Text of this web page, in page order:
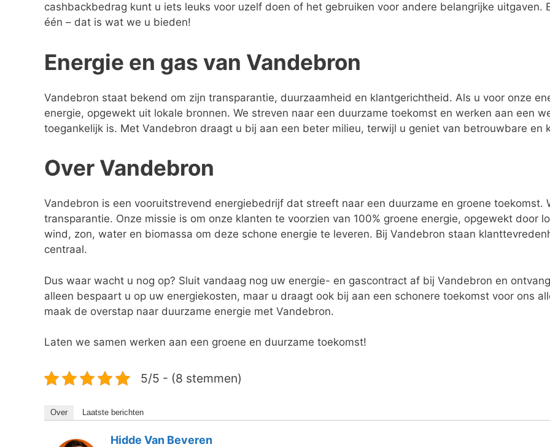
cashbackbedrag kunt u iets leuks voor uzelf doen of het gebruiken voor andere belangrijke uitgaven.
één – dat is wat we u bieden!
Energie en gas van Vandebron
Vandebron staat bekend om zijn transparantie, duurzaamheid en klantgerichtheid. Als u voor onze
energie, opgewekt uit lokale bronnen. We streven naar een duurzame toekomst en werken aan een
toegankelijk is. Met Vandebron draagt u bij aan een beter milieu, terwijl u geniet van betrouwbare en
Over Vandebron
Vandebron is een vooruitstrevend energiebedrijf dat streeft naar een duurzame en groene toekomst.
transparantie. Onze missie is om onze klanten te voorzien van 100% groene energie, opgewekt door
wind, zon, water en biomassa om deze schone energie te leveren. Bij Vandebron staan
centraal.
Dus waar wacht u nog op? Sluit vandaag nog uw energie- en gascontract af bij Vandebron en
alleen bespaart u op uw energiekosten, maar u draagt ook bij aan een schonere toekomst voor ons
maak de overstap naar duurzame energie met Vandebron.
Laten we samen werken aan een groene en duurzame toekomst!
5/5 - (8 stemmen)
Over Laatste berichten
Hidde Van Beveren